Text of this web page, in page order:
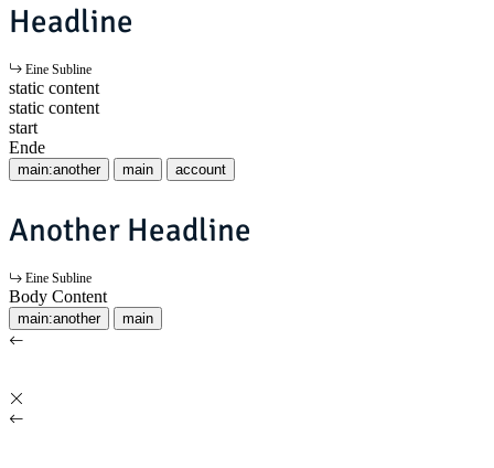
Headline
Eine Subline
static content
static content
start
Ende
main:another main account
Another Headline
Eine Subline
Body Content
main:another main